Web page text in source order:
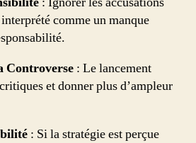
comme un manque
Controverse : Le lancement
et donner plus d’ampleur
: Si la stratégie est perçue